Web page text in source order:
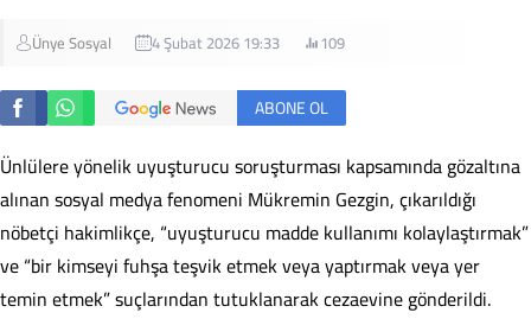
Ünye Sosyal 4 Şubat 2026 19:33 109
ABONE OL
Ünlülere yönelik uyuşturucu soruşturması kapsamında gözaltına
alınan sosyal medya fenomeni Mükremin Gezgin, çıkarıldığı
nöbetçi hakimlikçe, “uyuşturucu madde kullanımı kolaylaştırmak”
ve “bir kimseyi fuhşa teşvik etmek veya yaptırmak veya yer
temin etmek” suçlarından tutuklanarak cezaevine gönderildi.